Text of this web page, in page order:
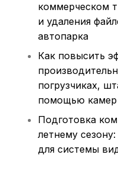
коммерческом
и удаления
автопарка
Как повысить
погрузчиках,
помощью камер
Подготовка
летнему
для системы